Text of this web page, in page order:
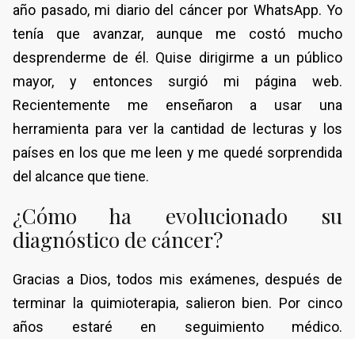
año pasado, mi diario del cáncer por WhatsApp. Yo
tenía que avanzar, aunque me costó mucho
desprenderme de él. Quise dirigirme a un público
mayor, y entonces surgió mi página web.
Recientemente me enseñaron a usar una
herramienta para ver la cantidad de lecturas y los
países en los que me leen y me quedé sorprendida
del alcance que tiene.
¿Cómo ha evolucionado su
diagnóstico de cáncer?
Gracias a Dios, todos mis exámenes, después de
terminar la quimioterapia, salieron bien. Por cinco
años estaré en seguimiento médico.